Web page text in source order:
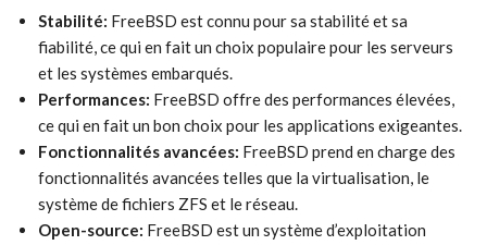
Stabilité: FreeBSD est connu pour sa stabilité et sa
fiabilité, ce qui en fait un choix populaire pour les serveurs
et les systèmes embarqués.
Performances: FreeBSD offre des performances élevées,
ce qui en fait un bon choix pour les applications exigeantes.
Fonctionnalités avancées: FreeBSD prend en charge des
fonctionnalités avancées telles que la virtualisation, le
système de fichiers ZFS et le réseau.
Open-source: FreeBSD est un système d’exploitation